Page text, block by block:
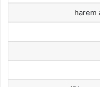
harem